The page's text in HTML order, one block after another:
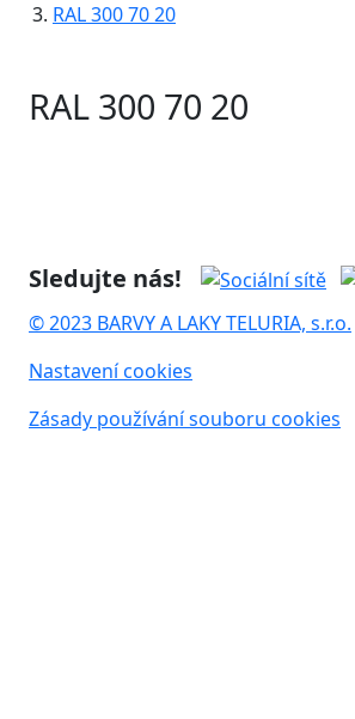
RAL 300 70 20
RAL 300 70 20
Sledujte nás!
© 2023 BARVY A LAKY TELURIA, s.r.o.
Nastavení cookies
Zásady používání souboru cookies